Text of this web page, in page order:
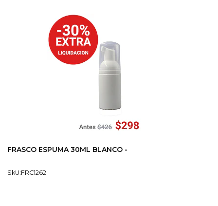
FRASCO ESPUMA 30ML BLANCO -
SkU:FRC1262